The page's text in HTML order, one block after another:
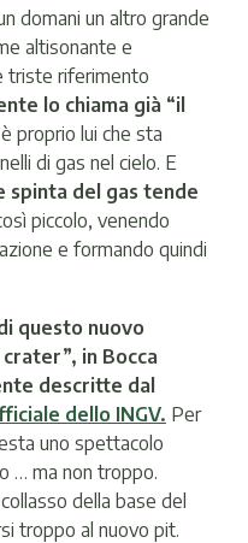
domani un altro grande
altisonante e
triste riferimento
lo chiama già “il
proprio lui che sta
di gas nel cielo. E
spinta del gas tende
piccolo, venendo
e formando quindi
questo nuovo
in Bocca
descritte dal
dello INGV. Per
uno spettacolo
… ma non troppo.
della base del
troppo al nuovo pit.